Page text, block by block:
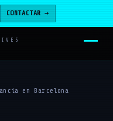
CONTACTAR →
en Barcelona